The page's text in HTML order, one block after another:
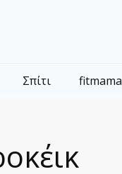
Σπίτι fitmama